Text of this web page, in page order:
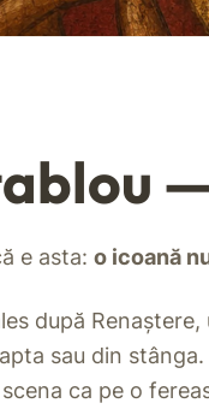
e asta: o icoană
după
sau din
ca pe o